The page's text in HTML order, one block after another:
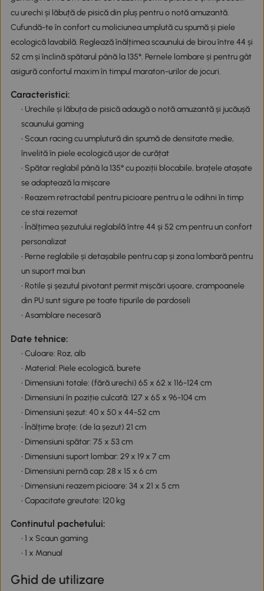
cu urechi și lăbuță de pisică din pluș pentru o notă amuzantă.
Cufundă-te în confort cu moliciunea umplută cu spumă și piele
ecologică lavabilă. Reglează înălțimea scaunului de birou între 44 și
52 cm și înclină spătarul până la 135°. Pernele lombare și pentru gât
asigură confortul maxim în timpul maraton-urilor de jocuri.
Caracteristici:
• Urechile și lăbuța de pisică adaugă o notă amuzantă și jucăușă
scaunului gaming
• Scaun racing cu umplutură din spumă de densitate medie,
învelită în piele ecologică ușor de curățat
• Spătar reglabil până la 135° cu poziții blocabile, brațele atașate
se adaptează la mișcare
• Reazem retractabil pentru picioare pentru a le odihni în timp
ce stai rezemat
• Înălțimea șezutului reglabilă între 44 și 52 cm pentru un confort
personalizat
• Perne reglabile și detașabile pentru cap și zona lombară pentru
un suport mai bun
• Rotile și șezutul pivotant permit mișcări ușoare, crampoanele
din PU sunt sigure pe toate tipurile de pardoseli
• Asamblare necesară
Date tehnice:
• Culoare: Roz, alb
• Material: Piele ecologică, burete
• Dimensiuni totale: (fără urechi) 65 x 62 x 116-124 cm
• Dimensiuni în poziție culcată: 127 x 65 x 96-104 cm
• Dimensiuni șezut: 40 x 50 x 44-52 cm
• Înălțime brațe: (de la șezut) 21 cm
• Dimensiuni spătar: 75 x 53 cm
• Dimensiuni suport lombar: 29 x 19 x 7 cm
• Dimensiuni pernă cap: 28 x 15 x 6 cm
• Dimensiuni reazem picioare: 34 x 21 x 5 cm
• Capacitate greutate: 120 kg
Continutul pachetului:
• 1 x Scaun gaming
• 1 x Manual
Ghid de utilizare